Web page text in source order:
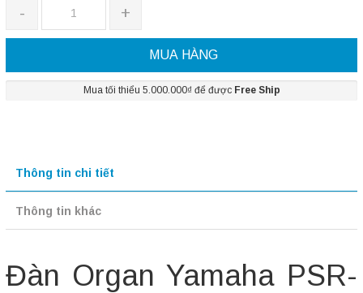
- +
MUA HÀNG
Mua tối thiểu 5.000.000₫ để được Free Ship
Thông tin chi tiết
Thông tin khác
Đàn Organ Yamaha PSR-